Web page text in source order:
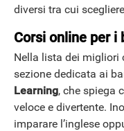
diversi tra cui
Corsi online per i
Nella lista dei migliori
sezione dedicata ai
Learning, che spiega
veloce e divertente.
imparare l’inglese